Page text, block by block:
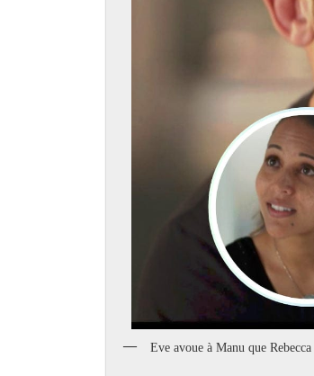
Eve avoue à Manu que